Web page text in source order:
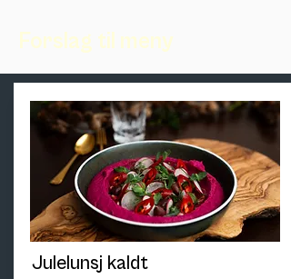
Forslag til meny
Julelunsj kaldt